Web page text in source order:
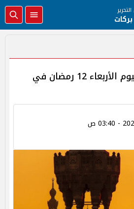
موعد أذان الفجر اليوم الأربعاء 12 رمضان في